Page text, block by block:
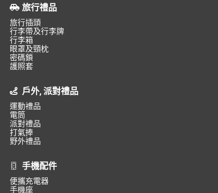
旅行禮品
旅行插頭
行李帶及行李牌
行李箱
眼罩及頸枕
密碼鎖
護照套
戶外, 派對禮品
運動禮品
電筒
派對禮品
打氣捧
野外禮品
手機配件
便攜充電器
手機座